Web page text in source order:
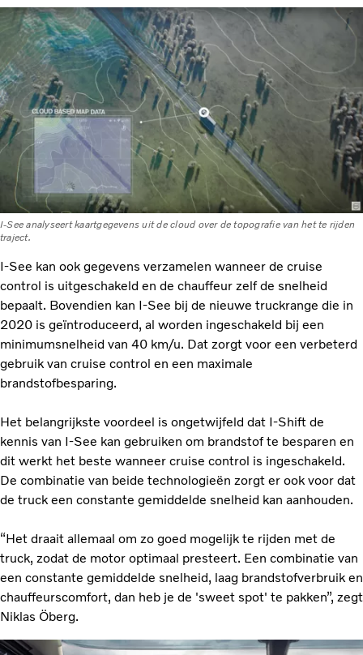
I-See analyseert kaartgegevens uit de cloud over de topografie van het te rijden
traject.
I-See kan ook gegevens verzamelen wanneer de cruise
control is uitgeschakeld en de chauffeur zelf de snelheid
bepaalt. Bovendien kan I-See bij de nieuwe truckrange die in
2020 is geïntroduceerd, al worden ingeschakeld bij een
minimumsnelheid van 40 km/u. Dat zorgt voor een verbeterd
gebruik van cruise control en een maximale
brandstofbesparing.
Het belangrijkste voordeel is ongetwijfeld dat I-Shift de
kennis van I-See kan gebruiken om brandstof te besparen en
dit werkt het beste wanneer cruise control is ingeschakeld.
De combinatie van beide technologieën zorgt er ook voor dat
de truck een constante gemiddelde snelheid kan aanhouden.
“Het draait allemaal om zo goed mogelijk te rijden met de
truck, zodat de motor optimaal presteert. Een combinatie van
een constante gemiddelde snelheid, laag brandstofverbruik en
chauffeurscomfort, dan heb je de 'sweet spot' te pakken”, zegt
Niklas Öberg.